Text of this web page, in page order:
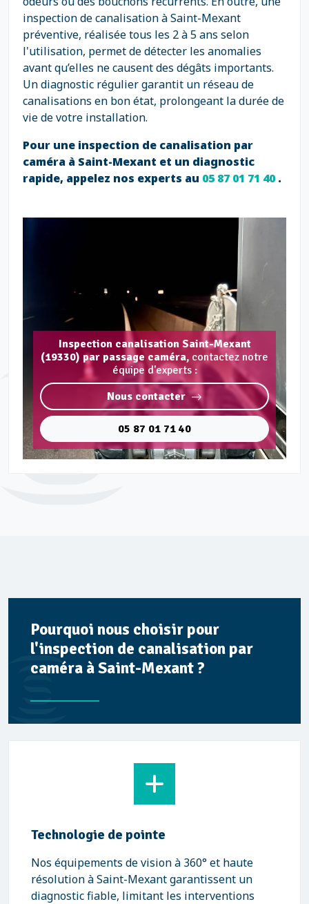
inspection de canalisation à Saint-Mexant
préventive, réalisée tous les 2 à 5 ans selon
l'utilisation, permet de détecter les anomalies
avant qu’elles ne causent des dégâts importants.
Un diagnostic régulier garantit un réseau de
canalisations en bon état, prolongeant la durée de
vie de votre installation.
Pour une inspection de canalisation par
caméra à Saint-Mexant et un diagnostic
rapide, appelez nos experts au 05 87 01 71 40.
Inspection canalisation Saint-Mexant
(19330) par passage caméra, contactez notre
équipe d'experts :
Nous contacter
05 87 01 71 40
Pourquoi nous choisir pour
l'inspection de canalisation par
caméra à Saint-Mexant ?
Technologie de pointe
Nos équipements de vision à 360° et haute
résolution à Saint-Mexant garantissent un
diagnostic fiable, limitant les interventions